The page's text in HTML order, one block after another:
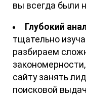
вы всегда были
Глубокий
тщательно
разбираем
сайту занять
поисковой